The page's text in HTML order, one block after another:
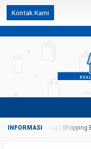
Kontak Kami
| Paper Bag | Shopping